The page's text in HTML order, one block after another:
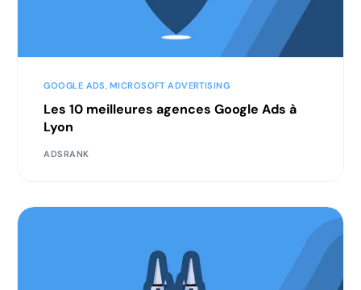
GOOGLE ADS, MICROSOFT ADVERTISING
Les 10 meilleures agences Google Ads à
Lyon
ADSRANK